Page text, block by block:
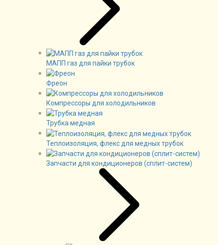
МАПП газ для пайки трубок
Фреон
Компрессоры для холодильников
Трубка медная
Теплоизоляция, флекс для медных трубок
Запчасти для кондиционеров (сплит-систем)